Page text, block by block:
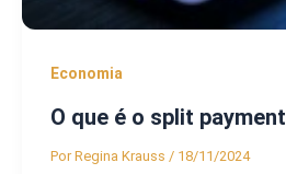
Economia
O que é o split payment
PorRegina Krauss / 18/11/2024